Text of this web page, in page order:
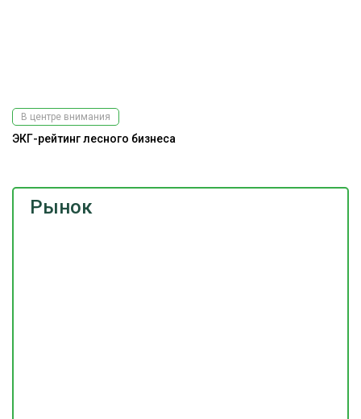
Рынок
В центре внимания
ЭКГ-рейтинг лесного бизнеса